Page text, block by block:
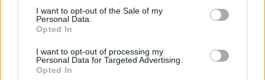
consent section.
I want to opt-out of the Sale of my
Personal Data.
Opted In
I want to opt-out of processing my
Personal Data for Targeted Advertising.
Opted In